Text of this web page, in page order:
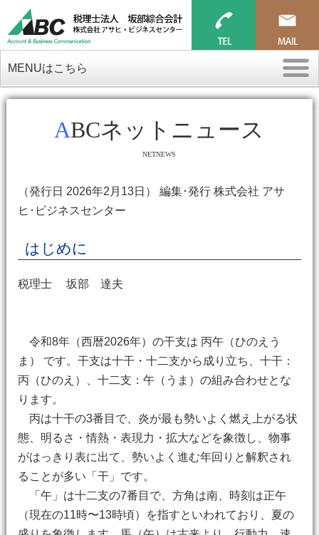
MENUはこちら
ABCネットニュース
NETNEWS
（発行日 2026年2月13日） 編集･発行 株式会社 アサ
ヒ･ビジネスセンター
はじめに
税理士 坂部 達夫
令和8年（西暦2026年）の干支は 丙午（ひのえう
ま） です。干支は十干・十二支から成り立ち、十干：
丙（ひのえ）、十二支：午（うま）の組み合わせとな
ります。
丙は十干の3番目で、炎が最も勢いよく燃え上がる状
態、明るさ・情熱・表現力・拡大などを象徴し、物事
がはっきり表に出て、勢いよく進む年回りと解釈され
ることが多い「干」です。
「午」は十二支の7番目で、方角は南、時刻は正午
（現在の11時〜13時頃）を指すといわれており、夏の